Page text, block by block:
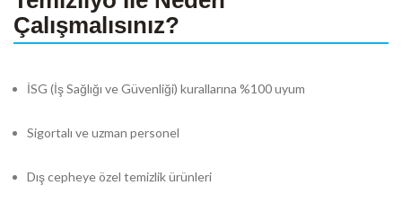
Çalışmalısınız?
İSG (İş Sağlığı ve Güvenliği) kurallarına %100 uyum
Sigortalı ve uzman personel
Dış cepheye özel temizlik ürünleri